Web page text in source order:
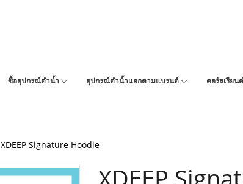
ซื้ออุปกรณ์ดำน้ำ อุปกรณ์ดำน้ำแยกตามแบรนด์ คอร์สเรียน
XDEEP Signature Hoodie